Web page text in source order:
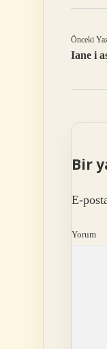
Önceki
Iane i
Bir
E-
Yorum